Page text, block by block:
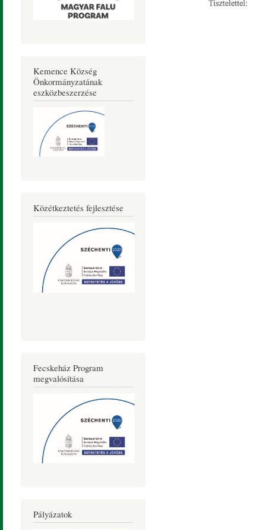
Kemence Község
Önkormányzatának
eszközbeszerzése
Közétkeztetés fejlesztése
Fecskeház Program
megvalósítása
Pályázatok